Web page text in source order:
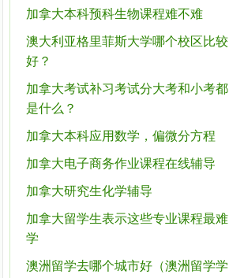
加拿大本科预科生物课程难不难
澳大利亚格里菲斯大学哪个校区比较
好？
加拿大考试补习考试分大考和小考都
是什么？
加拿大本科应用数学，偏微分方程
加拿大电子商务作业课程在线辅导
加拿大研究生化学辅导
加拿大留学生表示这些专业课程最难
学
澳洲留学去哪个城市好（澳洲留学学